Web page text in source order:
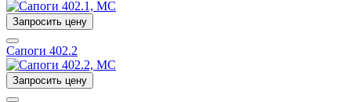
Запросить цену
Сапоги 402.2
Запросить цену